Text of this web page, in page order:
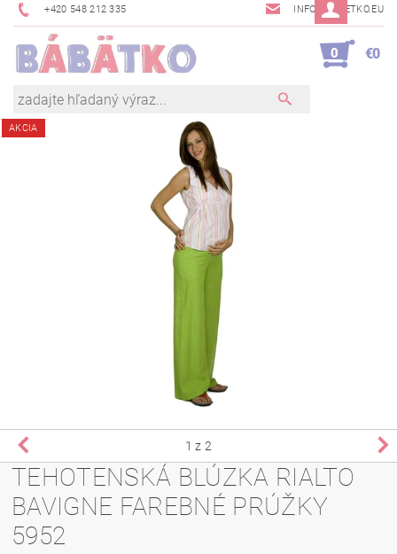
+420 548 212 335 INFO@BABETKO.EU
0 €0
AKCIA
1 z 2
TEHOTENSKÁ BLÚZKA RIALTO
BAVIGNE FAREBNÉ PRÚŽKY
5952